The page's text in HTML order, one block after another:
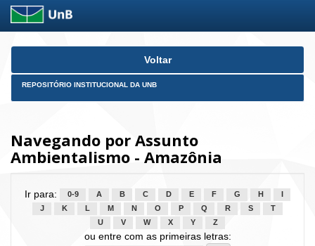
Skip
Voltar
REPOSITÓRIO INSTITUCIONAL DA UNB
Navegando por Assunto
Ambientalismo - Amazônia
Ir para: 0-9 A B C D E F G H
J
K L M N O P Q R S
T
U
V W X Y Z
ou entre com as primeiras letras: